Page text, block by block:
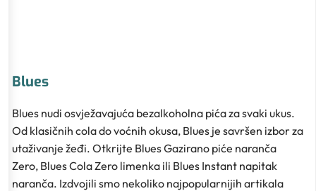
Blues
Blues nudi osvježavajuća bezalkoholna pića za svaki ukus.
Od klasičnih cola do voćnih okusa, Blues je savršen izbor za
utaživanje žeđi. Otkrijte Blues Gazirano piće naranča
Zero, Blues Cola Zero limenka ili Blues Instant napitak
naranča. Izdvojili smo nekoliko najpopularnijih artikala